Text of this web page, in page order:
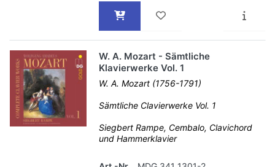
W. A. Mozart - Sämtliche
Klavierwerke Vol. 1
W. A. Mozart (1756-1791)
Sämtliche Clavierwerke Vol. 1
Siegbert Rampe, Cembalo, Clavichord
und Hammerklavier